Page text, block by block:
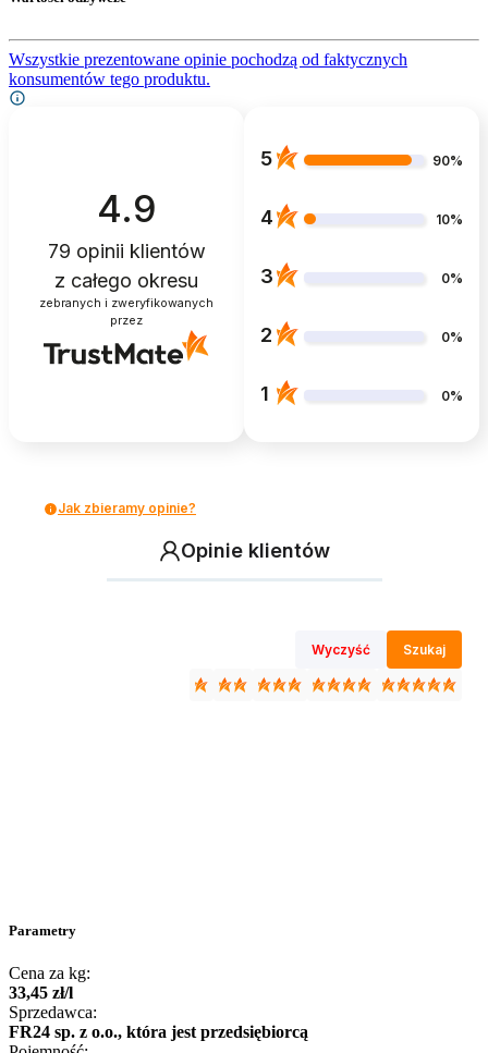
Wszystkie prezentowane opinie pochodzą od faktycznych
konsumentów tego produktu.
4.9
79 opinii klientów
z całego okresu
zebranych i zweryfikowanych
przez
5 90%
4 10%
3 0%
2 0%
1 0%
Jak zbieramy opinie?
Opinie klientów
Wyczyść Szukaj
Parametry
Cena za kg:
33,45 zł/l
Sprzedawca:
FR24 sp. z o.o., która jest przedsiębiorcą